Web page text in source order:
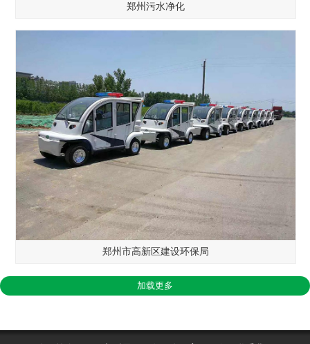
郑州污水净化
郑州市高新区建设环保局
加载更多